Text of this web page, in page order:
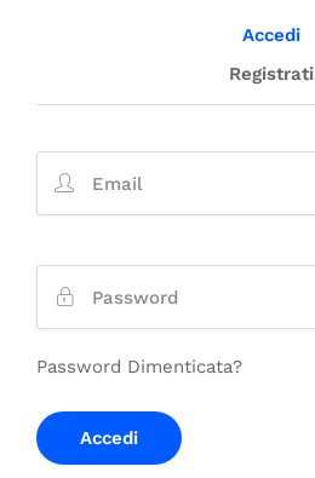
Accedi
Registrati
Password Dimenticata?